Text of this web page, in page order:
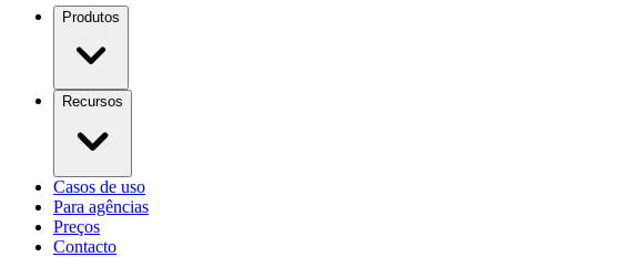
Produtos
Recursos
Casos de uso
Para agências
Preços
Contacto